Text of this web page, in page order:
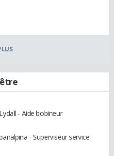
- Aide bobineur
- Superviseur service